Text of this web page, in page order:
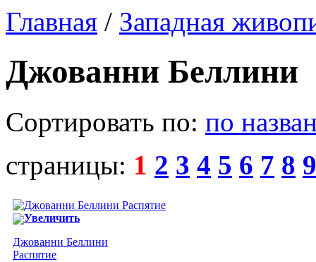
Главная / Западная
Джованни Беллини
Сортировать по: по
страницы: 1 2 3 4 5 6 7 8 9
Увеличить
Джованни Беллини
Распятие